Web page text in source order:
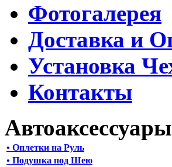
Фотогалерея
Доставка и
Установка
Контакты
Автоаксессуары
• Оплетки на Руль
• Подушка под Шею